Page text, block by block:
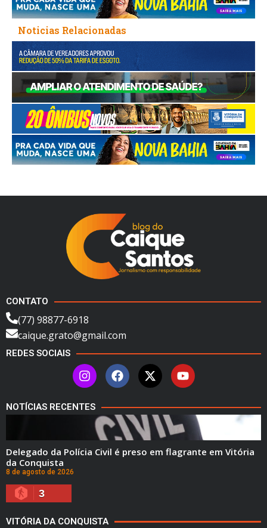
Noticias Relacionadas
CONTATO
(77) 98877-6918
caique.grato@gmail.com
REDES SOCIAIS
NOTÍCIAS RECENTES
Delegado da Polícia Civil é preso em flagrante em Vitória
da Conquista
8 de agosto de 2026
3
VITÓRIA DA CONQUISTA